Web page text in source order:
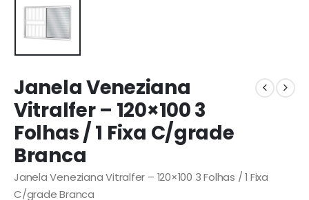
Janela Veneziana
Vitralfer – 120×100 3
Folhas / 1 Fixa C/grade
Branca
Janela Veneziana Vitralfer – 120×100 3 Folhas / 1 Fixa
C/grade Branca